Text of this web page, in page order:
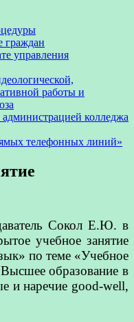
граждан
управления
работы и
колледжа
телефонных линий»
Сокол Е.Ю. в
учебное занятие
по теме «Учебное
образование в
и наречие good-well,